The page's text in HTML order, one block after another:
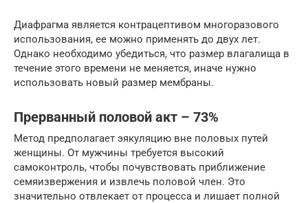
Диафрагма является контрацептивом многоразового
использования, ее можно применять до двух лет.
Однако необходимо убедиться, что размер влагалища в
течение этого времени не меняется, иначе нужно
использовать новый размер мембраны.
Прерванный половой акт – 73%
Метод предполагает эякуляцию вне половых путей
женщины. От мужчины требуется высокий
самоконтроль, чтобы почувствовать приближение
семяизвержения и извлечь половой член. Это
значительно отвлекает от процесса и лишает полной